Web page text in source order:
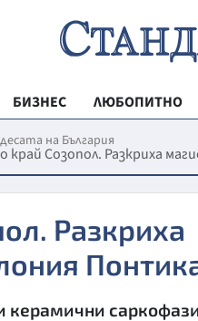
БИЗНЕС ЛЮБОПИТНО
на България
край Созопол. Разкриха
Разкриха
керамични